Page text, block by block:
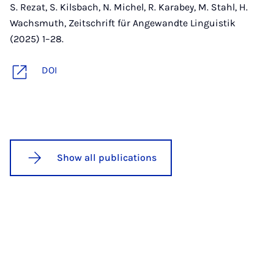
S. Rezat, S. Kilsbach, N. Michel, R. Karabey, M. Stahl, H.
Wachsmuth, Zeitschrift für Angewandte Linguistik
(2025) 1–28.
DOI
Show all publications